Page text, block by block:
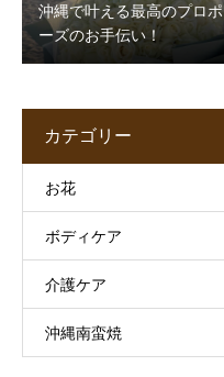
沖縄で叶える最高のプロポ
ーズのお手伝い！
カテゴリー
お花
ボディケア
介護ケア
沖縄南蛮焼